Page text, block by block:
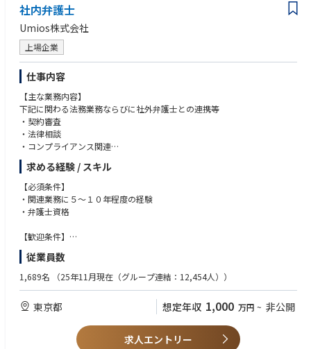
リの立ち上げが進行中)
■このポジションの面白さ
新規事業を0から立ち上げるダイナミズム。両チャネルとも、まだ型がな
い。自分で考え、自分で動かし、自分で型をつくる
営業の「型」そのものを、再発明できる。AI・データ・自動化を当たり前
に使い倒し、労働集約から脱した営業のあり方を一緒に設計したい。「こ
れまでの営業ってこうだったよね」を疑い、ゼロから組み立て直すフェー
ズです
商品開発から関われる希少性。営業職でありながら、「何を売るか」の上
流から議論に入れる。リテール起点の商品が、サブスク・福利厚生へと展
開されていく構造
D2Cで培ったブランドと顧客データを武器に、BtoBへ切り込む戦い方がで
きる
経営に近い距離で、事業の意思決定に関われる
食・健康・ウェルネスという、社会的インパクトの大きい領域
感いただける方
新規事業の0→1に、わくわくできる方
契約をゴリッと持ってこられる、突破力のある方
自分の成功を「型」に落として、再現性をつくれる方
経営レイヤーと議論できる、肝の据わった方
細かい現場対応も、厭わない方
社内弁護士
Umios株式会社
上場企業
仕事内容
【主な業務内容】
下記に関わる法務業務ならびに社外弁護士との連携等
・契約審査
・法律相談
・コンプライアンス関連
・紛争、訴訟対応
・M&A
・組織再編
【当ポジションの魅力】
ができます。
き、やりがいを感じやすいです。
・会社としても組織としても過渡期を迎えており、今回お迎えする方を中
心に裁量高く組織を作っていくことも可能です。
求める経験 / スキル
【必須条件】
・関連業務に５～１０年程度の経験
・弁護士資格
【歓迎条件】
・英語でのビジネスの実務経験
【求める能力】
・リスクを踏まえた実務的な提案・調整力
従業員数
1,689名 （25年11月現在（グループ連結：12,454人））
東京都 想定年収 1,000 万円 ~ 非公開
求人エントリー